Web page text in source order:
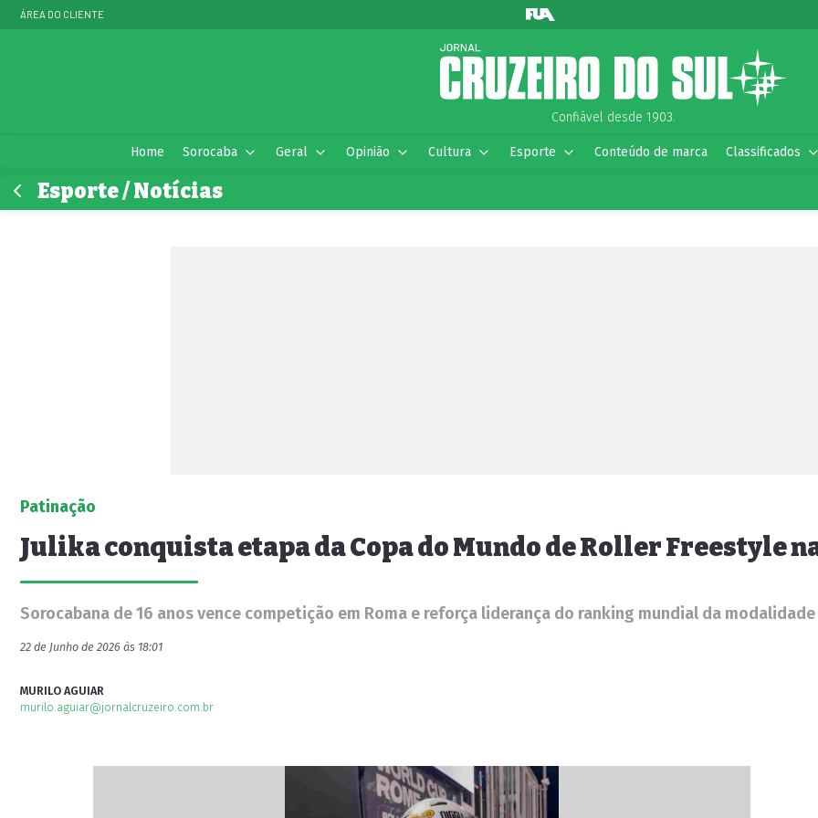
ÁREA DO CLIENTE
Confiável desde 1903.
Home Sorocaba Geral Opinião Cultura Esporte Conteúdo de marca Classificados
Esporte / Notícias
Patinação
Julika conquista etapa da Copa do Mundo de Roller Freestyle
Sorocabana de 16 anos vence competição em Roma e reforça liderança do ranking mundial da modalidade
22 de Junho de 2026 às 18:01
MURILO AGUIAR
murilo.aguiar@jornalcruzeiro.com.br